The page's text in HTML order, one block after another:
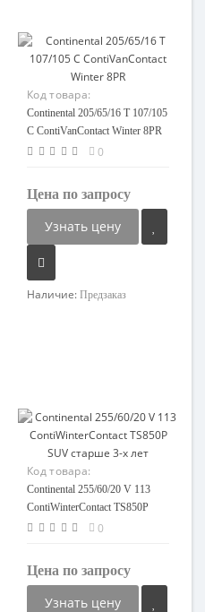
Код товара:
91732719842-08
Continental 205/65/16 T 107/105
C ContiVanContact Winter 8PR
0
Цена по запросу
Узнать цену
Наличие: Предзаказ
Код товара:
118385135009-08
Continental 255/60/20 V 113
ContiWinterContact TS850P
SUV старше 3-х лет
0
Цена по запросу
Узнать цену